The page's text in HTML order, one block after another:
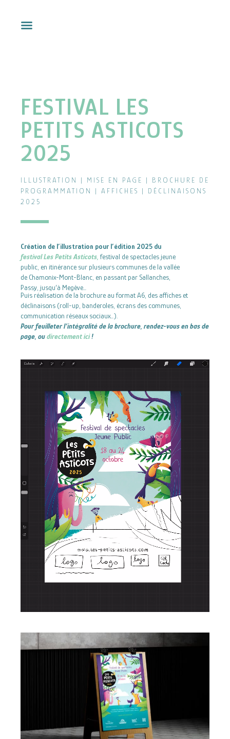
FESTIVAL LES
PETITS ASTICOTS
2025
ILLUSTRATION | MISE EN PAGE | BROCHURE DE
PROGRAMMATION | AFFICHES | DÉCLINAISONS
2025
Création de l’illustration pour l’édition 2025 du
festival Les Petits Asticots, festival de spectacles jeune
public, en itinérance sur plusieurs communes de la vallée
de Chamonix-Mont-Blanc, en passant par Sallanches,
Passy, jusqu’à Megève…
Puis réalisation de la brochure au format A6, des affiches et
déclinaisons (roll-up, banderoles, écrans des communes,
communication réseaux sociaux…).
Pour feuilleter l’intégralité de la brochure, rendez-vous en bas de
page, oudirectement ici!